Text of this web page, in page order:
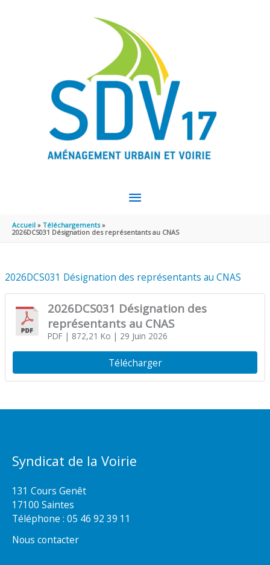
MENU
PRINCIPAL
Accueil
Téléchargements
2026DCS031 Désignation des représentants au CNAS
2026DCS031 Désignation des représentants au CNAS
2026DCS031 Désignation des
représentants au CNAS
PDF| 872,21 Ko | 29 Juin 2026
Télécharger
Syndicat de la Voirie
131 Cours Genêt
17100 Saintes
Téléphone : 05 46 92 39 11
Nous contacter